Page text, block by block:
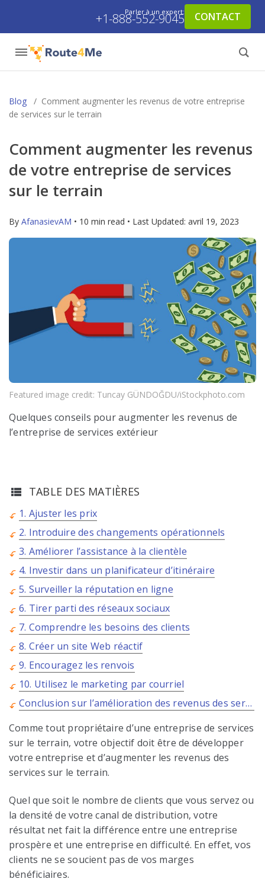
Parler à un expert:
+1-888-552-9045 CONTACT
Blog / Comment augmenter les revenus de votre entreprise
de services sur le terrain
Comment augmenter les revenus
de votre entreprise de services
sur le terrain
By AfanasievAM • 10 min read • Last Updated: avril 19, 2023
Featured image credit: Tuncay GÜNDOĞDU/iStockphoto.com
Quelques conseils pour augmenter les revenus de
l’entreprise de services extérieur
TABLE DES MATIÈRES
1. Ajuster les prix
2. Introduire des changements opérationnels
3. Améliorer l’assistance à la clientèle
4. Investir dans un planificateur d’itinéraire
5. Surveiller la réputation en ligne
6. Tirer parti des réseaux sociaux
7. Comprendre les besoins des clients
8. Créer un site Web réactif
9. Encouragez les renvois
10. Utilisez le marketing par courriel
Conclusion sur l’amélioration des revenus des services extérieurs
Comme tout propriétaire d’une entreprise de services
sur le terrain, votre objectif doit être de développer
votre entreprise et d’augmenter les revenus des
services sur le terrain.
Quel que soit le nombre de clients que vous servez ou
la densité de votre canal de distribution, votre
résultat net fait la différence entre une entreprise
prospère et une entreprise en difficulté. En effet, vos
clients ne se soucient pas de vos marges
bénéficiaires.